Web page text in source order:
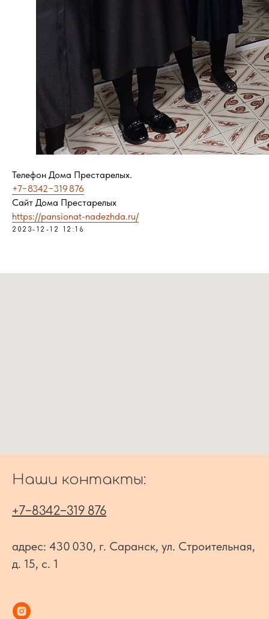
Телефон Дома Престарелых.
+7−8342−319 876
Сайт Дома Престарелых
https://pansionat-nadezhda.ru/
2023-12-12 12:16
Наши контакты:
+7−8342−319 876
адрес: 430 030, г. Саранск, ул. Строительная,
д. 15, с. 1